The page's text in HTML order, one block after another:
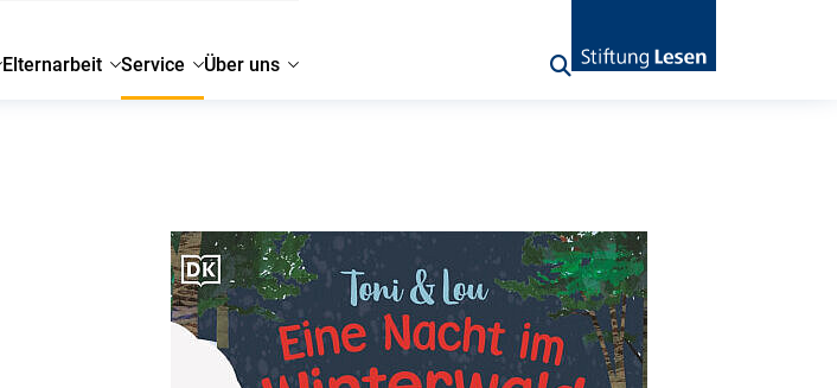
Elternarbeit Service Über uns